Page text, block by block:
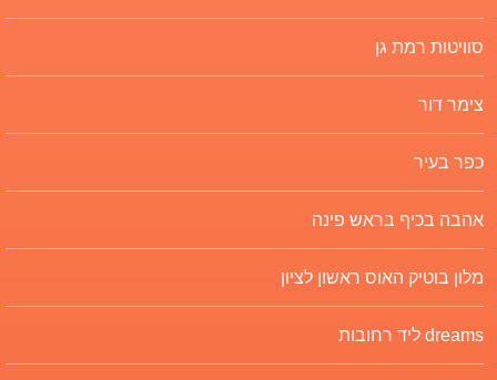
סוויטות רמת גן
צימר דור
כפר בעיר
אהבה בכיף בראש פינה
מלון בוטיק האוס ראשון לציון
dreams ליד רחובות